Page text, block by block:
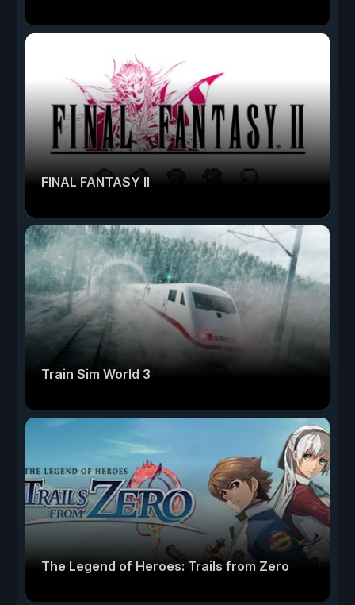
FINAL FANTASY II
Train Sim World 3
The Legend of Heroes: Trails from Zero